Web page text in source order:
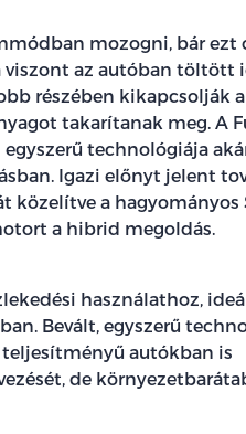
mozogni, bár ezt
viszont az autóban töltött
részében kikapcsolják a
takarítanak meg. A
technológiája
Igazi előnyt jelent
közelítve a hagyományos
a hibrid megoldás.
használathoz,
Bevált, egyszerű
autókban is
de